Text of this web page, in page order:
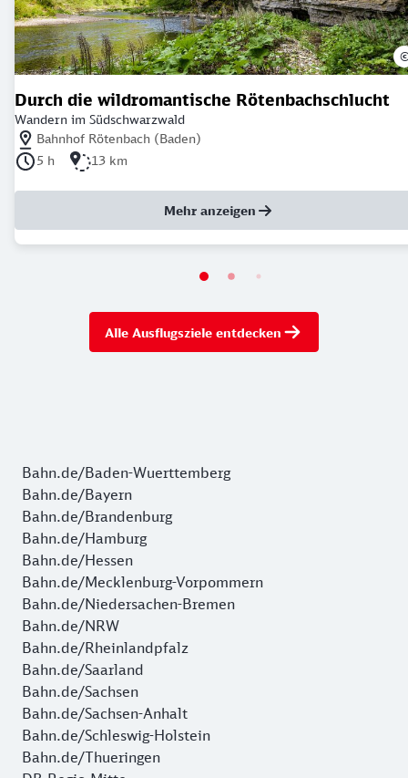
Durch die wildromantische Rötenbachschlucht
Wandern im Südschwarzwald
Nächstgelegener Bahnhof: Bahnhof Rötenbach (Baden)
Bahnhof Rötenbach (Baden)
Dauer der Tour: 5 Stunden
5 h Länge der Tour: 13 Kilometer
13 km
Mehr anzeigen
Alle Ausflugsziele entdecken
Bahn.de/Baden-Wuerttemberg
Bahn.de/Bayern
Bahn.de/Brandenburg
Bahn.de/Hamburg
Bahn.de/Hessen
Bahn.de/Mecklenburg-Vorpommern
Bahn.de/Niedersachen-Bremen
Bahn.de/NRW
Bahn.de/Rheinlandpfalz
Bahn.de/Saarland
Bahn.de/Sachsen
Bahn.de/Sachsen-Anhalt
Bahn.de/Schleswig-Holstein
Bahn.de/Thueringen